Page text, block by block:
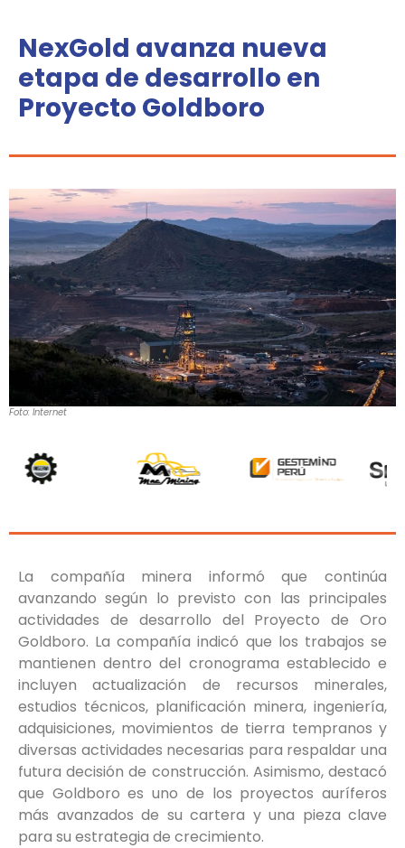
NexGold avanza nueva
etapa de desarrollo en
Proyecto Goldboro
Foto: Internet
La compañía minera informó que continúa
avanzando según lo previsto con las principales
actividades de desarrollo del Proyecto de Oro
Goldboro. La compañía indicó que los trabajos se
mantienen dentro del cronograma establecido e
incluyen actualización de recursos minerales,
estudios técnicos, planificación minera, ingeniería,
adquisiciones, movimientos de tierra tempranos y
diversas actividades necesarias para respaldar una
futura decisión de construcción. Asimismo, destacó
que Goldboro es uno de los proyectos auríferos
más avanzados de su cartera y una pieza clave
para su estrategia de crecimiento.